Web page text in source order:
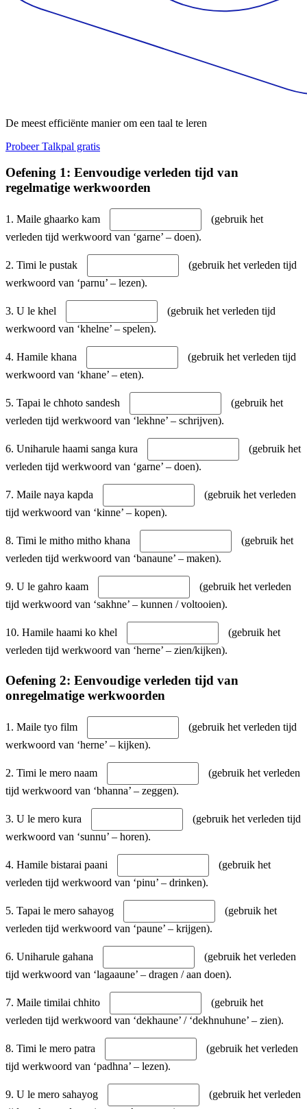
De meest efficiënte manier om een taal te leren
Probeer Talkpal gratis
Oefening 1: Eenvoudige verleden tijd van
regelmatige werkwoorden
1. Maile ghaarko kam
(gebruik het
verleden tijd werkwoord van ‘garne’ – doen).
2. Timi le pustak
(gebruik het verleden tijd
werkwoord van ‘parnu’ – lezen).
3. U le khel
(gebruik het verleden tijd
werkwoord van ‘khelne’ – spelen).
4. Hamile khana
(gebruik het verleden tijd
werkwoord van ‘khane’ – eten).
5. Tapai le chhoto sandesh
(gebruik het
verleden tijd werkwoord van ‘lekhne’ – schrijven).
6. Uniharule haami sanga kura
(gebruik het
verleden tijd werkwoord van ‘garne’ – doen).
7. Maile naya kapda
(gebruik het verleden
tijd werkwoord van ‘kinne’ – kopen).
8. Timi le mitho mitho khana
(gebruik het
verleden tijd werkwoord van ‘banaune’ – maken).
9. U le gahro kaam
(gebruik het verleden
tijd werkwoord van ‘sakhne’ – kunnen / voltooien).
10. Hamile haami ko khel
(gebruik het
verleden tijd werkwoord van ‘herne’ – zien/kijken).
Oefening 2: Eenvoudige verleden tijd van
onregelmatige werkwoorden
1. Maile tyo film
(gebruik het verleden tijd
werkwoord van ‘herne’ – kijken).
2. Timi le mero naam
(gebruik het verleden
tijd werkwoord van ‘bhanna’ – zeggen).
3. U le mero kura
(gebruik het verleden tijd
werkwoord van ‘sunnu’ – horen).
4. Hamile bistarai paani
(gebruik het
verleden tijd werkwoord van ‘pinu’ – drinken).
5. Tapai le mero sahayog
(gebruik het
verleden tijd werkwoord van ‘paune’ – krijgen).
6. Uniharule gahana
(gebruik het verleden
tijd werkwoord van ‘lagaaune’ – dragen / aan doen).
7. Maile timilai chhito
(gebruik het
verleden tijd werkwoord van ‘dekhaune’ / ‘dekhnuhune’ – zien).
8. Timi le mero patra
(gebruik het verleden
tijd werkwoord van ‘padhna’ – lezen).
9. U le mero sahayog
(gebruik het verleden